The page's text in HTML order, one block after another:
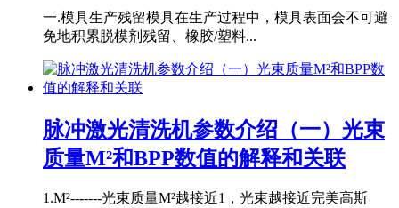
一.模具生产残留模具在生产过程中，模具表面会不可避
免地积累脱模剂残留、橡胶/塑料...
脉冲激光清洗机参数介绍（一）光束
质量M²和BPP数值的解释和关联
1.M²-------光束质量M²越接近1，光束越接近完美高斯